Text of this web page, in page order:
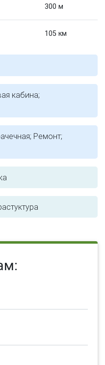
300 м
105 км
кабина;
Ремонт;